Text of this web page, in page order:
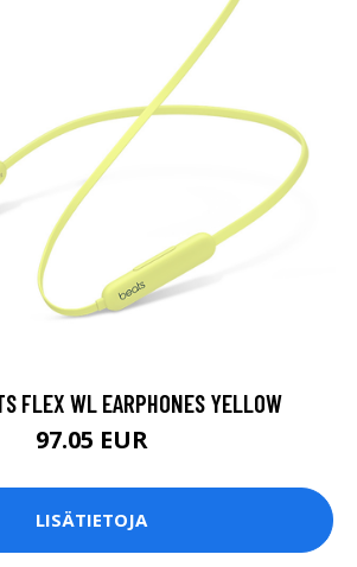
FLEX WL EARPHONES YELLOW
97.05 EUR
LISÄTIETOJA